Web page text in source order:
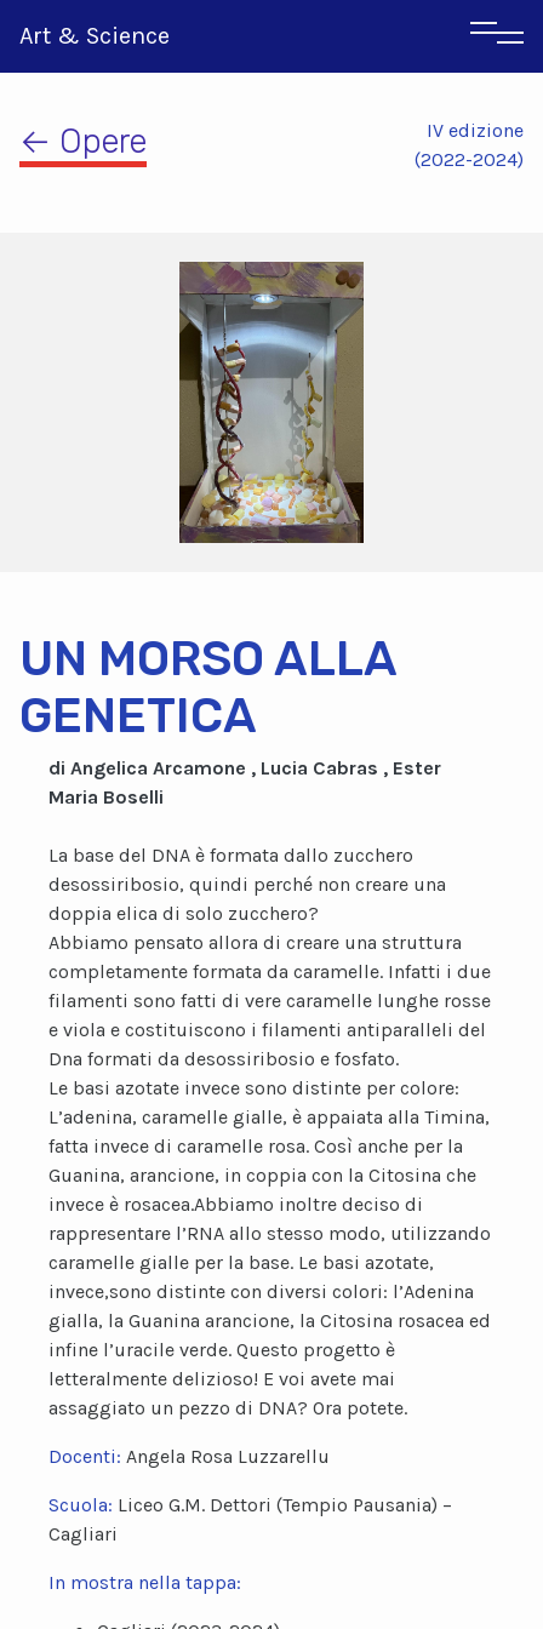
Art & Science
Inglese
← Opere
IV edizione
(2022-2024)
UN MORSO ALLA
GENETICA
di Angelica Arcamone , Lucia Cabras , Ester
Maria Boselli
La base del DNA è formata dallo zucchero
desossiribosio, quindi perché non creare una
doppia elica di solo zucchero?
Abbiamo pensato allora di creare una struttura
completamente formata da caramelle. Infatti i due
filamenti sono fatti di vere caramelle lunghe rosse
e viola e costituiscono i filamenti antiparalleli del
Dna formati da desossiribosio e fosfato.
Le basi azotate invece sono distinte per colore:
L’adenina, caramelle gialle, è appaiata alla Timina,
fatta invece di caramelle rosa. Così anche per la
Guanina, arancione, in coppia con la Citosina che
invece è rosacea.Abbiamo inoltre deciso di
rappresentare l’RNA allo stesso modo, utilizzando
caramelle gialle per la base. Le basi azotate,
invece,sono distinte con diversi colori: l’Adenina
gialla, la Guanina arancione, la Citosina rosacea ed
infine l’uracile verde. Questo progetto è
letteralmente delizioso! E voi avete mai
assaggiato un pezzo di DNA? Ora potete.
Docenti: Angela Rosa Luzzarellu
Scuola: Liceo G.M. Dettori (Tempio Pausania) –
Cagliari
In mostra nella tappa: